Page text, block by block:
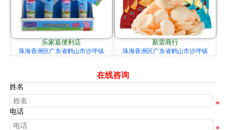
乐家嘉便利店
珠海香洲区广东省鹤山市沙坪镇
新雷商行
珠海香洲区广东省鹤山市沙坪镇
在线咨询
姓名
电话